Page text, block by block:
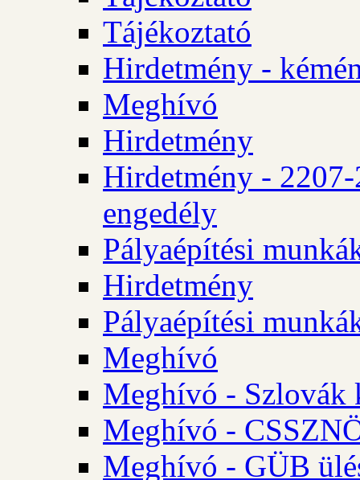
Tájékoztató
Hirdetmény -
Meghívó
Hirdetmény
Hirdetmény -
engedély
Pályaépítési
Hirdetmény
Pályaépítési
Meghívó
Meghívó - Szlovák
Meghívó -
Meghívó - GÜB